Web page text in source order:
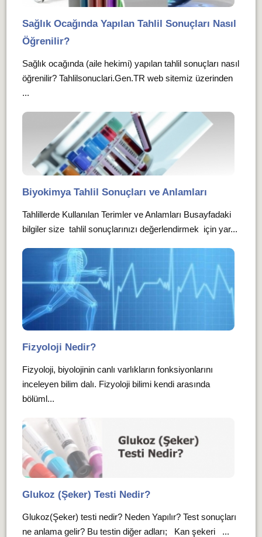
Sağlık Ocağında Yapılan Tahlil Sonuçları Nasıl
Öğrenilir?
Sağlık ocağında (aile hekimi) yapılan tahlil sonuçları nasıl
öğrenilir? Tahlilsonuclari.Gen.TR web sitemiz üzerinden
...
Biyokimya Tahlil Sonuçları ve Anlamları
Tahlillerde Kullanılan Terimler ve Anlamları Busayfadaki
bilgiler size tahlil sonuçlarınızı değerlendirmek için yar...
Fizyoloji Nedir?
Fizyoloji, biyolojinin canlı varlıkların fonksiyonlarını
inceleyen bilim dalı. Fizyoloji bilimi kendi arasında
bölüml...
Glukoz (Şeker) Testi Nedir?
Glukoz(Şeker) testi nedir? Neden Yapılır? Test sonuçları
ne anlama gelir? Bu testin diğer adları; Kan şekeri ...